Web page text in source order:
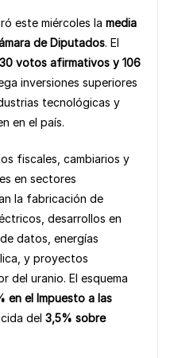
este miércoles la media
de Diputados. El
votos afirmativos y 106
inversiones superiores
tecnológicas y
en el país.
fiscales, cambiarios y
en sectores
la fabricación de
desarrollos en
de datos, energías
y proyectos
del uranio. El esquema
en el Impuesto a las
del 3,5% sobre